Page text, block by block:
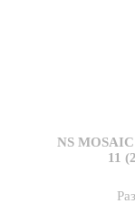
NS
11